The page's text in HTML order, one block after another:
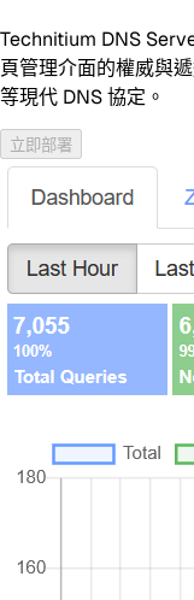
Technitium DNS
頁管理介面的權威與
等現代 DNS 協定。
立即部署